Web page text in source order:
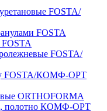
FOSTA/
FOSTA
FOSTA/
FOSTA/КОМФ-ОРТ
ORTHOFORMA
полотно КОМФ-ОРТ